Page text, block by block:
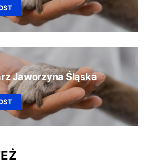
Jaworzyna Śląska